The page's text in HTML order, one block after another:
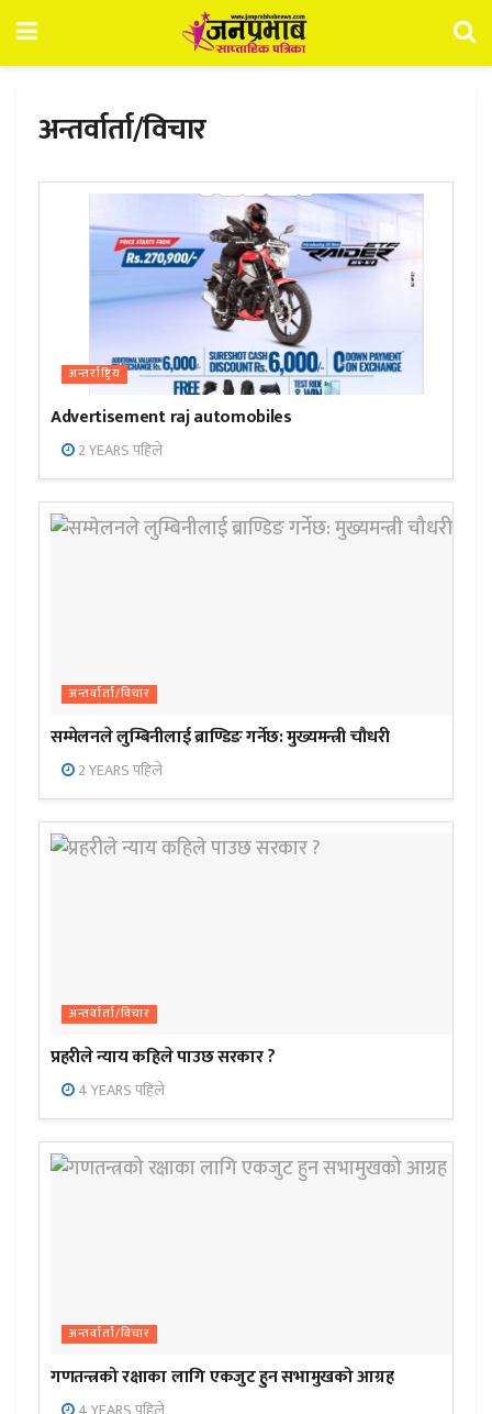
अन्तर्वार्ता/विचार
अन्तर्राष्ट्रिय
Advertisement raj automobiles
2 YEARS पहिले
अन्तर्वार्ता/विचार
सम्मेलनले लुम्बिनीलाई ब्राण्डिङ गर्नेछ: मुख्यमन्त्री चौधरी
2 YEARS पहिले
अन्तर्वार्ता/विचार
प्रहरीले न्याय कहिले पाउछ सरकार ?
4 YEARS पहिले
अन्तर्वार्ता/विचार
गणतन्त्रको रक्षाका लागि एकजुट हुन सभामुखको आग्रह